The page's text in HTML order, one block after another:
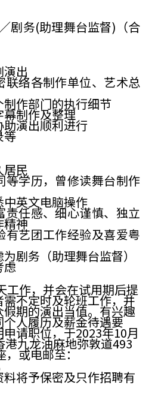
剧务(助理舞台监督)（合
出
联络各制作单位、艺术总
作部门的执行细节
制作及整理
演出顺利进行
等
居民
等学历，曾修读舞台制作
中英文电脑操作
责任感、细心谨慎、独立
精神
有艺团工作经验及喜爱粤
剧务（助理舞台监督）
虑
工作，并会在试用期后提
不定时及轮班工作，并
期的演出当值。有兴趣
人履历及薪金待遇要
请职位，于2023年10月
九龙油麻地弥敦道493
，或电邮至：
料将予保密及只作招聘有